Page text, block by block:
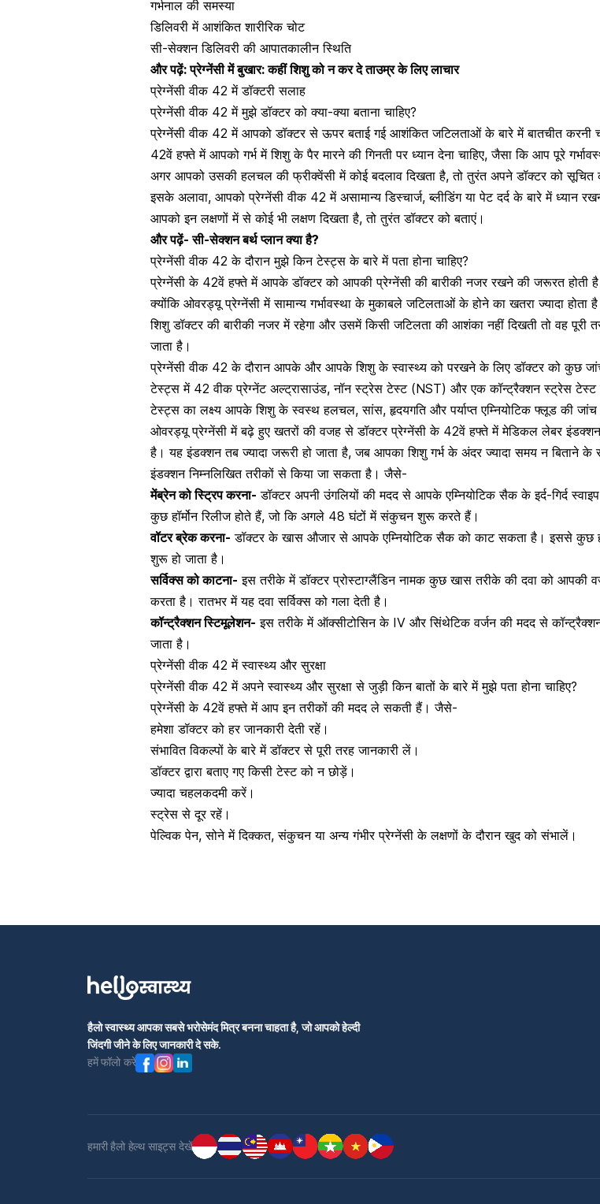
गर्भनाल की समस्या
डिलिवरी में आशंकित शारीरिक चोट
सी-सेक्शन डिलिवरी की आपातकालीन स्थिति
और पढ़ें:प्रेग्नेंसी में बुखार: कहीं शिशु को न कर दे ताउम्र के लिए लाचार
प्रेग्नेंसी वीक 42 में डॉक्टरी सलाह
प्रेग्नेंसी वीक 42 में मुझे डॉक्टर को क्या-क्या बताना चाहिए?
प्रेग्नेंसी वीक 42 में आपको डॉक्टर से ऊपर बताई गई आशंकित जटिलताओं के बारे में बातचीत करनी
42वें हफ्ते में आपको गर्भ में शिशु के पैर मारने की गिनती पर ध्यान देना चाहिए, जैसा कि आप पूरे
अगर आपको उसकी हलचल की फ्रीक्वेंसी में कोई बदलाव दिखता है, तो तुरंत अपने डॉक्टर को सूचित
इसके अलावा, आपको प्रेग्नेंसी वीक 42 में असामान्य डिस्चार्ज,ब्लीडिंगयापेट दर्दके बारे में ध्यान
आपको इन लक्षणों में से कोई भी लक्षण दिखता है, तो तुरंत डॉक्टर को बताएं।
और पढ़ें-सी-सेक्शन बर्थ प्लान क्या है?
प्रेग्नेंसी वीक 42 के दौरान मुझे किन टेस्ट्स के बारे में पता होना चाहिए?
प्रेग्नेंसी के 42वें हफ्ते में आपके डॉक्टर को आपकी प्रेग्नेंसी की बारीकी नजर रखने की जरूरत होती
क्योंकि ओवरड्यू प्रेग्नेंसी में सामान्य गर्भावस्था के मुकाबले जटिलताओं के होने का खतरा ज्यादा
शिशु डॉक्टर की बारीकी नजर में रहेगा और उसमें किसी जटिलता की आशंका नहीं दिखती तो वह पूरी
जाता है।
प्रेग्नेंसी वीक 42 के दौरान आपके और आपके शिशु के स्वास्थ्य को परखने के लिए डॉक्टर को कुछ
टेस्ट्स में 42 वीक प्रेग्नेंट अल्ट्रासाउंड,नॉन स्ट्रेस टेस्ट(NST) और एक कॉन्ट्रैक्शन स्ट्रेस टेस्ट
टेस्ट्स का लक्ष्य आपके शिशु के स्वस्थ हलचल, सांस, हृदयगति और पर्याप्त एम्नियोटिक फ्लूड की जांच
ओवरड्यू प्रेग्नेंसी में बढ़े हुए खतरों की वजह से डॉक्टर प्रेग्नेंसी के 42वें हफ्ते में मेडिकल लेबर
है। यह इंडक्शन तब ज्यादा जरूरी हो जाता है, जब आपका शिशु गर्भ के अंदर ज्यादा समय न बिताने
इंडक्शन निम्नलिखित तरीकों से किया जा सकता है। जैसे-
मेंब्रेन को स्ट्रिप करना- डॉक्टर अपनी उंगलियों की मदद से आपके एम्नियोटिक सैक के इर्द-गिर्द
कुछ हॉर्मोन रिलीज होते हैं, जो कि अगले 48 घंटों में संकुचन शुरू करते हैं।
वॉटर ब्रेक करना- डॉक्टर के खास औजार से आपके एम्नियोटिक सैक को काट सकता है। इससे कुछ
शुरू हो जाता है।
सर्विक्स को काटना- इस तरीके में डॉक्टर प्रोस्टाग्लैंडिन नामक कुछ खास तरीके की दवा को आपकी
करता है। रातभर में यह दवा सर्विक्स को गला देती है।
कॉन्ट्रैक्शन स्टिमूलेशन- इस तरीके में ऑक्सीटोसिन के IV और सिंथेटिक वर्जन की मदद से
जाता है।
प्रेग्नेंसी वीक 42 में स्वास्थ्य और सुरक्षा
प्रेग्नेंसी वीक 42 में अपने स्वास्थ्य और सुरक्षा से जुड़ी किन बातों के बारे में मुझे पता होना चाहिए?
प्रेग्नेंसी के 42वें हफ्ते में आप इन तरीकों की मदद ले सकती हैं। जैसे-
हमेशा डॉक्टर को हर जानकारी देती रहें।
संभावित विकल्पों के बारे में डॉक्टर से पूरी तरह जानकारी लें।
डॉक्टर द्वारा बताए गए किसी टेस्ट को न छोड़ें।
ज्यादा चहलकदमी करें।
स्ट्रेस से दूर रहें ।
पेल्विक पेन, सोने में दिक्कत, संकुचन या अन्य गंभीर प्रेग्नेंसी के लक्षणों के दौरान खुद को संभालें।
हैलो स्वास्थ्य आपका सबसे भरोसेमंद मित्र बनना चाहता है, जो आपको हेल्दी
जिंदगी जीने के लिए जानकारी दे सके.
हमें फॉलो करें
हमारी हैलो हेल्थ साइट्स देखें